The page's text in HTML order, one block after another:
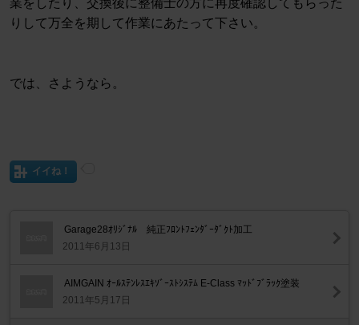
業をしたり、交換後に整備士の方に再度確認してもらった
りして万全を期して作業にあたって下さい。
では、さようなら。
イイね！
Garage28ｵﾘｼﾞﾅﾙ 純正ﾌﾛﾝﾄﾌｪﾝﾀﾞｰﾀﾞｸﾄ加工
2011年6月13日
AIMGAIN ｵｰﾙｽﾃﾝﾚｽｴｷｿﾞｰｽﾄｼｽﾃﾑ E-Class ﾏｯﾄﾞﾌﾞﾗｯｸ塗装
2011年5月17日